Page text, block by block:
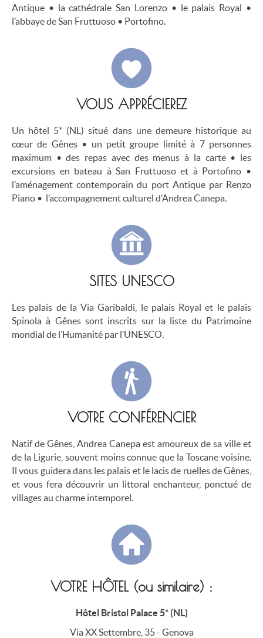
Antique • la cathédrale San Lorenzo • le palais Royal •
l’abbaye de San Fruttuoso • Portofino.
VOUS APPRÉCIEREZ
Un hôtel 5* (NL) situé dans une demeure historique au
cœur de Gênes • un petit groupe limité à 7 personnes
maximum • des repas avec des menus à la carte • les
excursions en bateau à San Fruttuoso et à Portofino •
l’aménagement contemporain du port Antique par Renzo
Piano • l’accompagnement culturel d’Andrea Canepa.
SITES UNESCO
Les palais de la Via Garibaldi, le palais Royal et le palais
Spinola à Gênes sont inscrits sur la liste du Patrimoine
mondial de l’Humanité par l’UNESCO.
VOTRE CONFÉRENCIER
Natif de Gênes, Andrea Canepa est amoureux de sa ville et
de la Ligurie, souvent moins connue que la Toscane voisine.
Il vous guidera dans les palais et le lacis de ruelles de Gênes,
et vous fera découvrir un littoral enchanteur, ponctué de
villages au charme intemporel.
VOTRE HÔTEL (ou similaire) :
Hôtel Bristol Palace 5* (NL)
Via XX Settembre, 35 - Genova